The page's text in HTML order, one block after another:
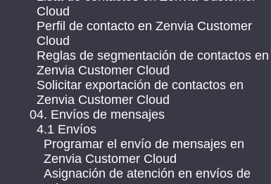
Cloud
Perfil de contacto en Zenvia Customer
Cloud
Reglas de segmentación de contactos en
Zenvia Customer Cloud
Solicitar exportación de contactos en
Zenvia Customer Cloud
04. Envíos de mensajes
4.1 Envíos
Programar el envío de mensajes en
Zenvia Customer Cloud
Asignación de atención en envíos de